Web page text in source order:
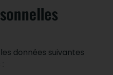
données suivantes